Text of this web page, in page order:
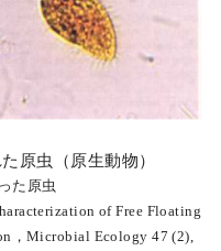
原虫（原生動物）
た原虫
of Free Floating
，Microbial Ecology 47 (2),